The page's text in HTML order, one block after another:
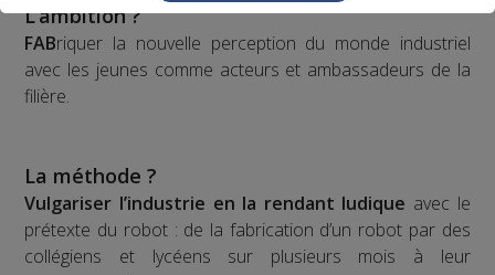
L’ambition ?
FABriquer la nouvelle perception du monde industriel
avec les jeunes comme acteurs et ambassadeurs de la
filière.
La méthode ?
Vulgariser l’industrie en la rendant ludique avec le
prétexte du robot : de la fabrication d’un robot par des
collégiens et lycéens sur plusieurs mois à leur